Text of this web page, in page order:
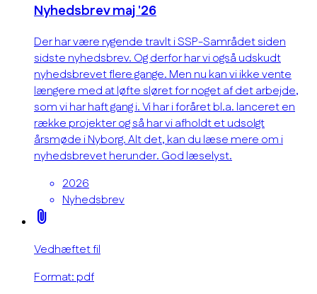
Nyhedsbrev maj '26
Der har være rygende travlt i SSP-Samrådet siden
sidste nyhedsbrev. Og derfor har vi også udskudt
nyhedsbrevet flere gange. Men nu kan vi ikke vente
længere med at løfte sløret for noget af det arbejde,
som vi har haft gang i. Vi har i foråret bl.a. lanceret en
række projekter og så har vi afholdt et udsolgt
årsmøde i Nyborg. Alt det, kan du læse mere om i
nyhedsbrevet herunder. God læselyst.
2026
Nyhedsbrev
attach_file
Vedhæftet fil
Format: pdf